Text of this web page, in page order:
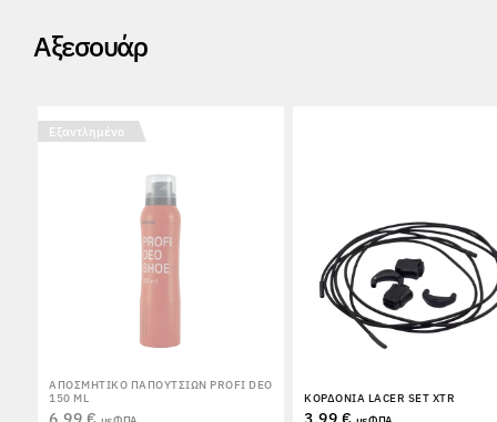
Αξεσουάρ
Εξαντλημένο
ΑΠΟΣΜΗΤΙΚΌ ΠΑΠΟΥΤΣΙΏΝ PROFI DEO
150 ML
ΚΟΡΔΌΝΙΑ LACER SET XTR